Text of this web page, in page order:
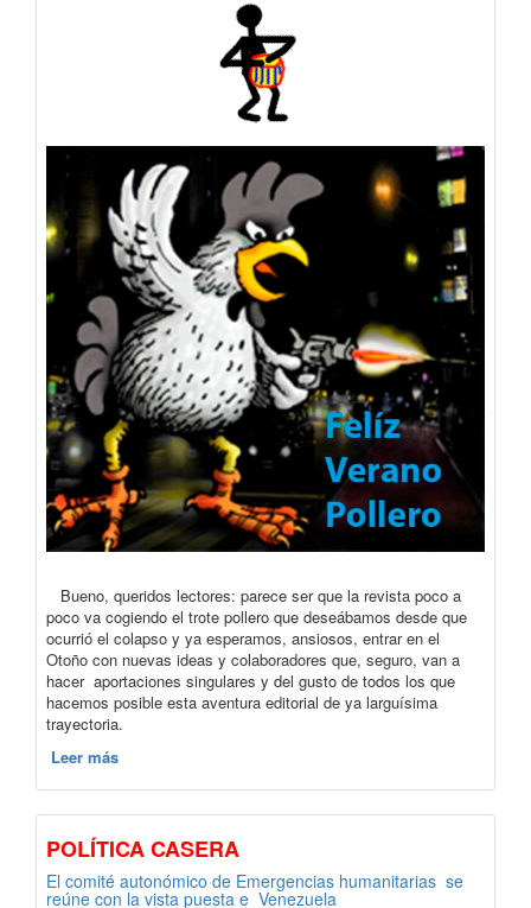
Bueno, queridos lectores: parece ser que la revista poco a
poco va cogiendo el trote pollero que deseábamos desde que
ocurrió el colapso y ya esperamos, ansiosos, entrar en el
Otoño con nuevas ideas y colaboradores que, seguro, van a
hacer aportaciones singulares y del gusto de todos los que
hacemos posible esta aventura editorial de ya larguísima
trayectoria.
Leer más
POLÍTICA CASERA
El comité autonómico de Emergencias humanitarias se
reúne con la vista puesta e Venezuela